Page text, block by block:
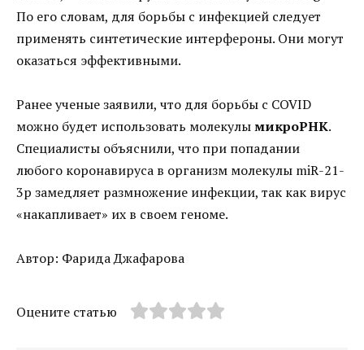
По его словам, для борьбы с инфекцией следует
применять синтетические интерфероны. Они могут
оказаться эффективными.
Ранее ученые заявили, что для борьбы с COVID
можно будет использовать молекулымикроРНК.
Специалисты объяснили, что при попадании
любого коронавируса в организм молекулы miR-21-
3p замедляет размножение инфекции, так как вирус
«накапливает» их в своем геноме.
Автор: Фарида Джафарова
Оцените статью